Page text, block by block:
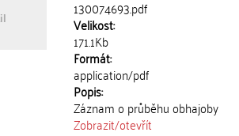
130074693.pdf
Velikost:
171.1Kb
Formát:
application/pdf
Popis:
Záznam o průběhu obhajoby
Zobrazit/otevřít